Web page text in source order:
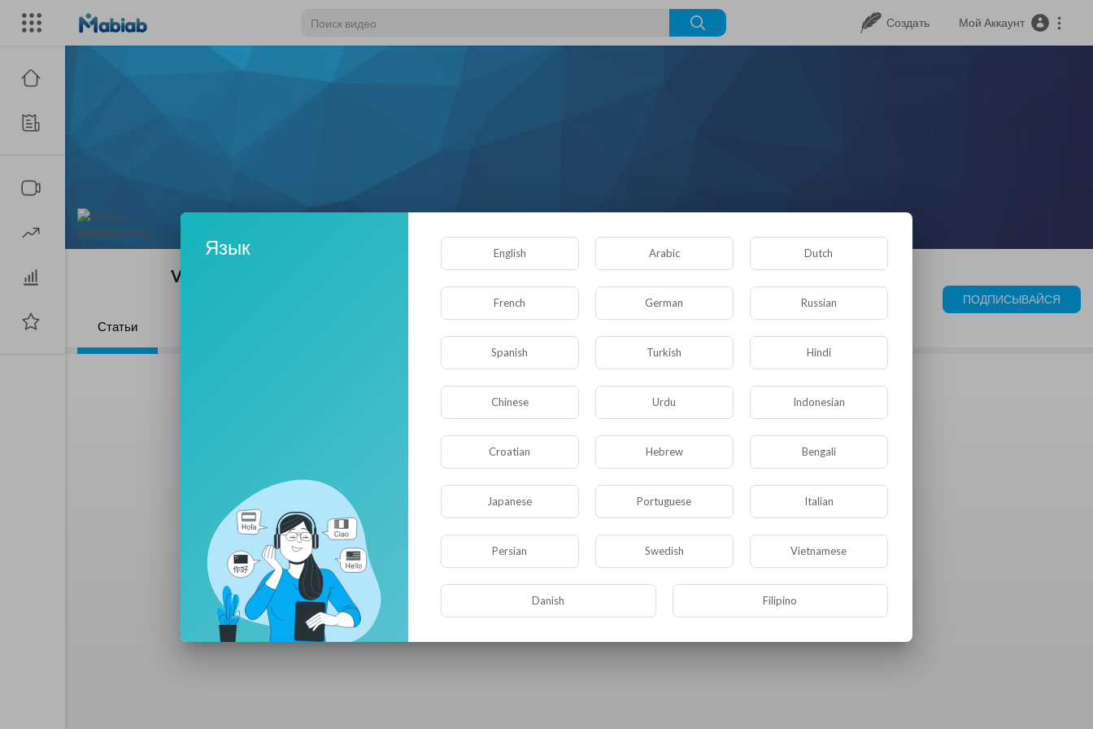
Создать Мой Аккаунт
Vertex physiotherapy
ПОДПИСЫВАЙСЯ
Статьи
Видео не найдено пока!
Язык English Arabic Dutch
French German Russian
Spanish Turkish Hindi
Chinese Urdu Indonesian
Croatian Hebrew Bengali
Japanese Portuguese Italian
Persian Swedish Vietnamese
Danish Filipino